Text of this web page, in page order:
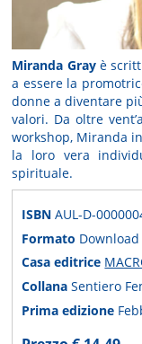
Miranda Grayè
a essere la
donne a diventare
valori. Da oltre
workshop, Miranda
la loro vera
spirituale.
ISBNAUL-D-
Formato Download
Casa editrice
CollanaSentiero
Prima edizione